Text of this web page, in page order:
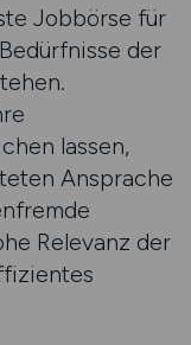
Jobbörse für
der
lassen,
Ansprache
Relevanz der